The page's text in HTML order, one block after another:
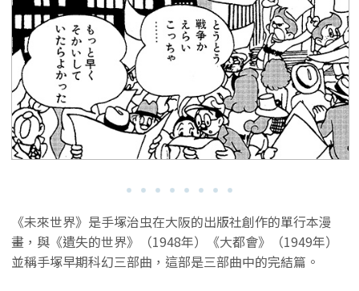
《未來世界》是手塚治虫在大阪的出版社創作的單行本漫
畫，與《遺失的世界》（1948年）《大都會》（1949年）
並稱手塚早期科幻三部曲，這部是三部曲中的完結篇。